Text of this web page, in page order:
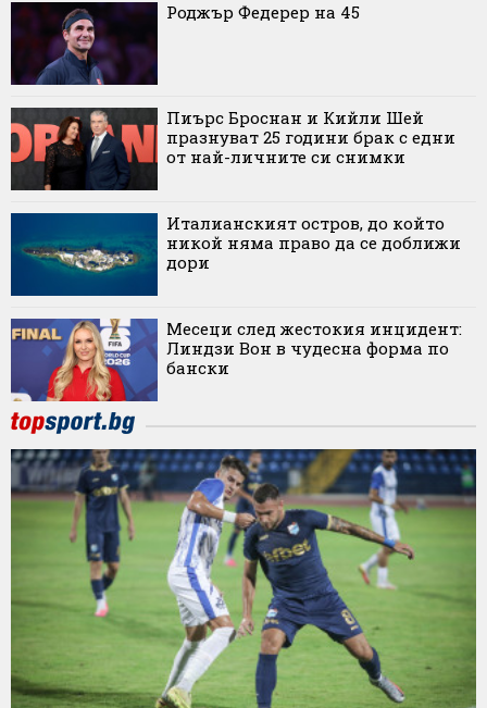
Роджър Федерер на 45
Пиърс Броснан и Кийли Шей
празнуват 25 години брак с едни
от най-личните си снимки
Италианският остров, до който
никой няма право да се доближи
дори
Месеци след жестокия инцидент:
Линдзи Вон в чудесна форма по
бански